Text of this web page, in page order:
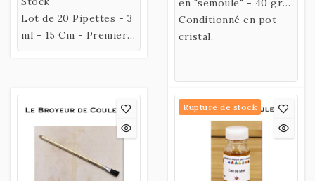
Lot de 20 Pipettes - 3
ml - 15 Cm - Premier
Prix
en "semoule" - 40 gr
ou 70 gr
Conditionné en pot
cristal.
Rupture de stock